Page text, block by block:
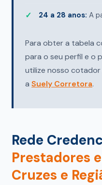
24 a 28 anos: A
Para obter a tabela
para o seu perfil e o
utilize nosso
a Suely Corretora.
Rede
Prestadores
Cruzes e